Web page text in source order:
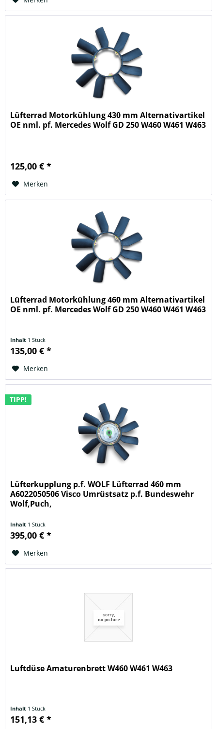
Lüfterrad Motorkühlung 430 mm Alternativartikel
OE nml. pf. Mercedes Wolf GD 250 W460 W461 W463
125,00 € *
Merken
Lüfterrad Motorkühlung 460 mm Alternativartikel
OE nml. pf. Mercedes Wolf GD 250 W460 W461 W463
Inhalt 1 Stück
135,00 € *
Merken
TIPP!
Lüfterkupplung p.f. WOLF Lüfterrad 460 mm
A6022050506 Visco Umrüstsatz p.f. Bundeswehr
Wolf,Puch,
Inhalt 1 Stück
395,00 € *
Merken
Luftdüse Amaturenbrett W460 W461 W463
Inhalt 1 Stück
151,13 € *